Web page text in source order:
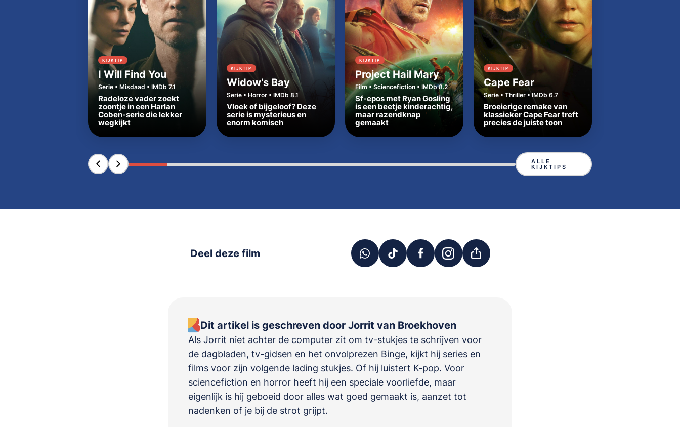
KIJKTIP
I Will Find You
Serie • Misdaad • IMDb 7.1
Radeloze vader zoekt
zoontje in een Harlan
Coben-serie die lekker
wegkijkt
KIJKTIP
Widow's Bay
Serie • Horror • IMDb 8.1
Vloek of bijgeloof? Deze
serie is mysterieus en
enorm komisch
KIJKTIP
Project Hail Mary
Film • Sciencefiction • IMDb 8.2
Sf-epos met Ryan Gosling
is een beetje kinderachtig,
maar razendknap
gemaakt
KIJKTIP
Cape Fear
Serie • Thriller • IMDb 6.7
Broeierige remake van
klassieker Cape Fear treft
precies de juiste toon
ALLE
KIJKTIPS
Deel deze film
Dit artikel is geschreven door Jorrit van Broekhoven
Als Jorrit niet achter de computer zit om tv-stukjes te schrijven voor
de dagbladen, tv-gidsen en het onvolprezen Binge, kijkt hij series en
films voor zijn volgende lading stukjes. Of hij luistert K-pop. Voor
sciencefiction en horror heeft hij een speciale voorliefde, maar
eigenlijk is hij geboeid door alles wat goed gemaakt is, aanzet tot
nadenken of je bij de strot grijpt.